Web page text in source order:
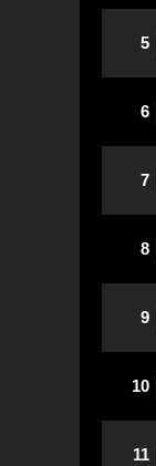
5
6
7
8
9
10
11